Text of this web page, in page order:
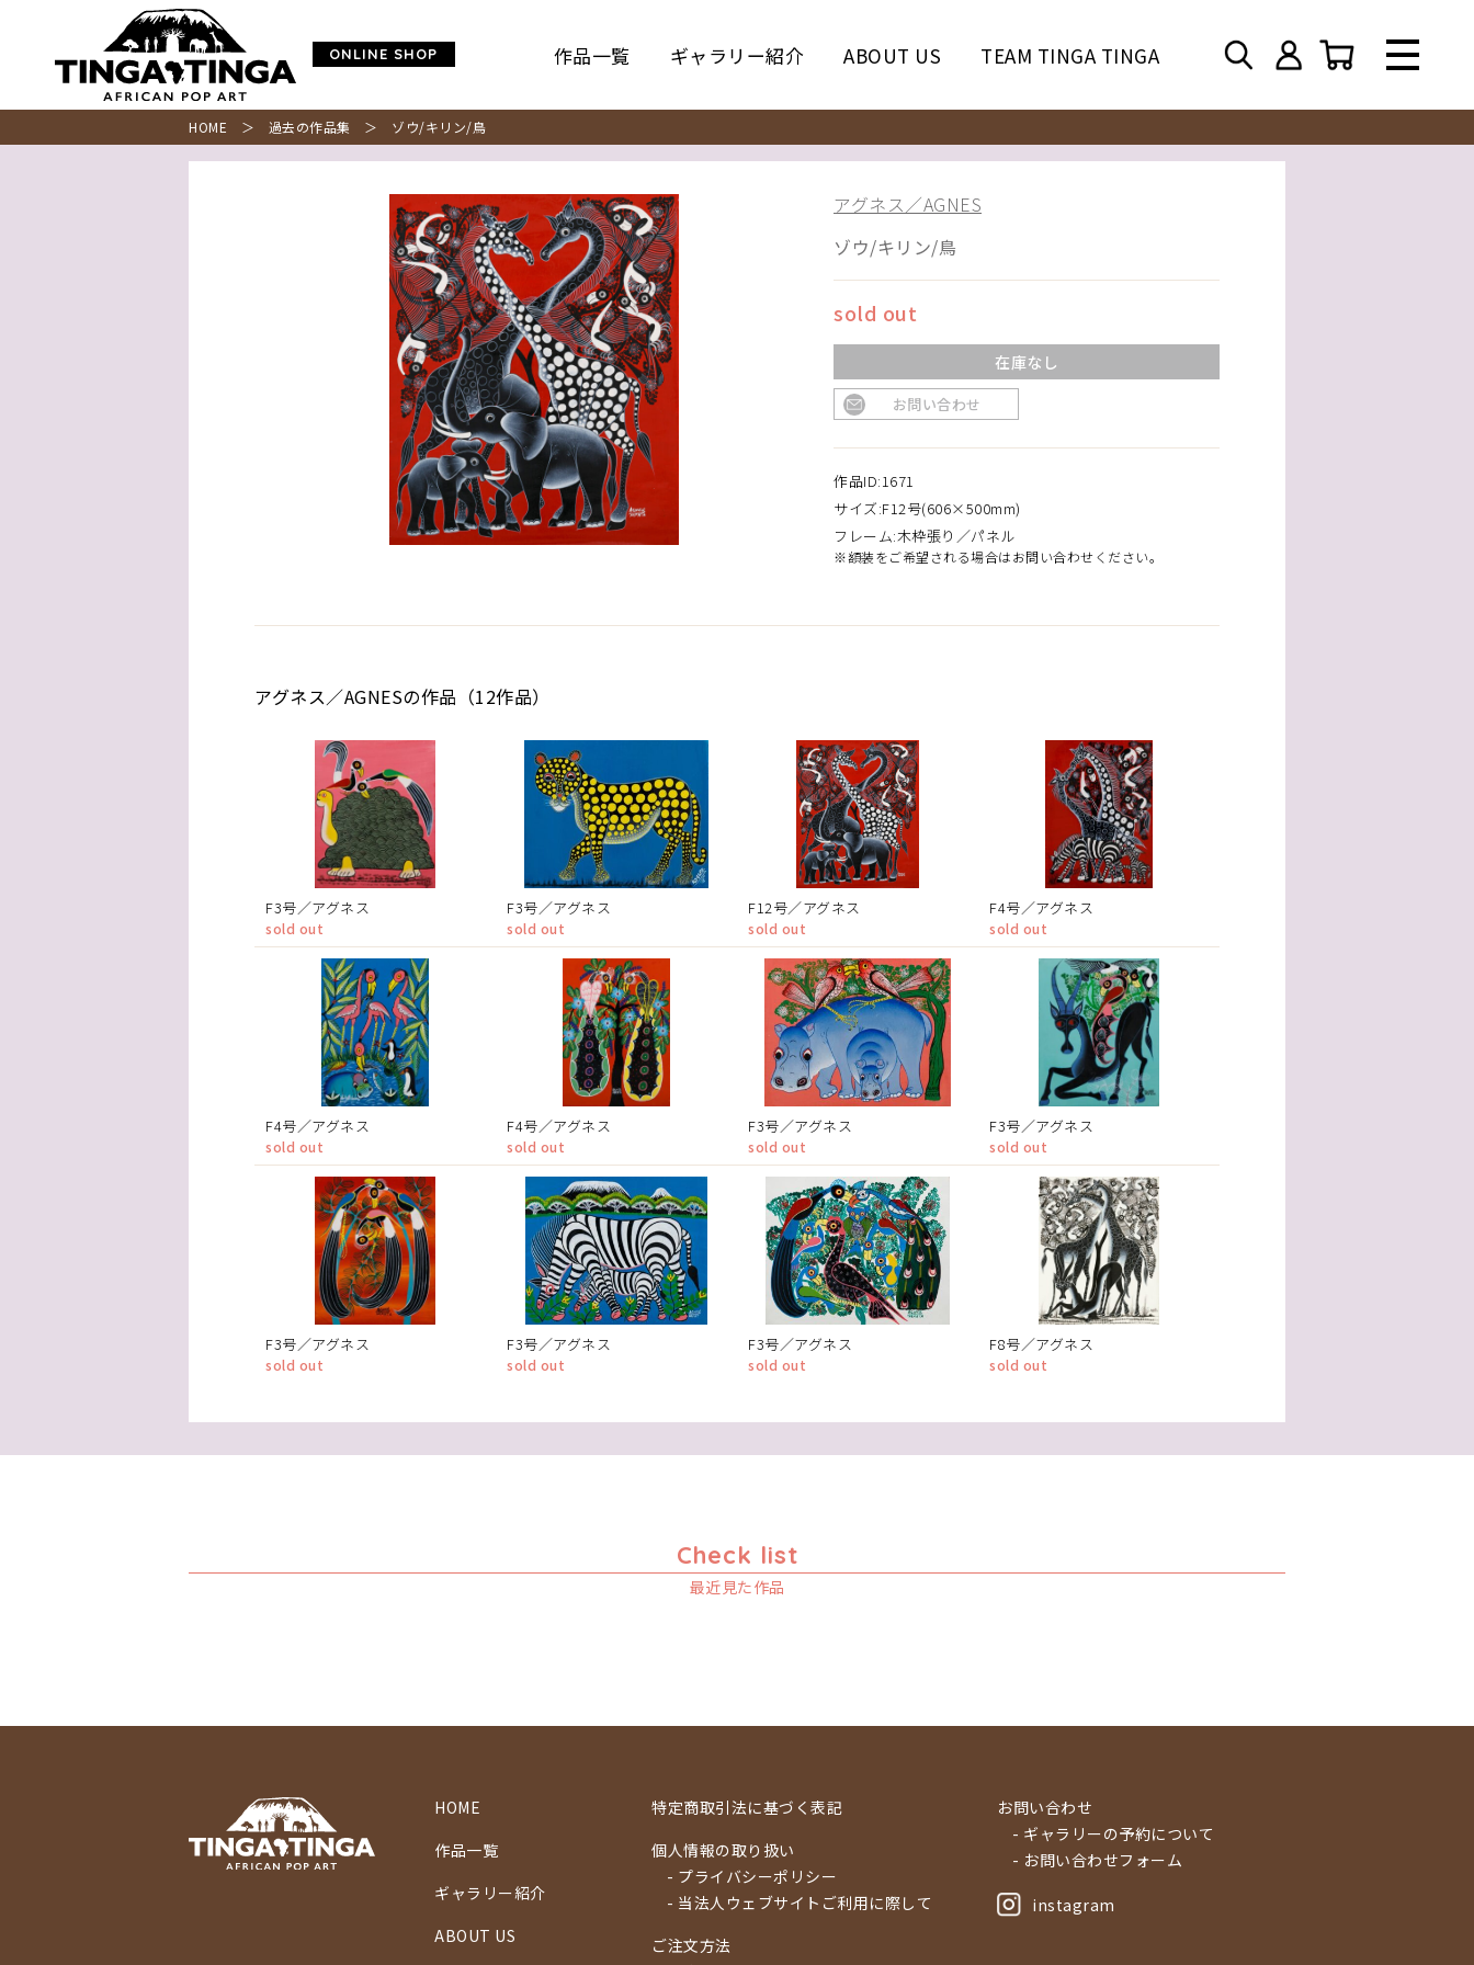
ONLINE SHOP 作品一覧 ギャラリー紹介 ABOUT US TEAM TINGA TINGA
HOME ＞ 過去の作品集 ＞ ゾウ/キリン/鳥
アグネス／AGNES
ゾウ/キリン/鳥
sold out
在庫なし
お問い合わせ
作品ID:1671
サイズ:F12号(606×500mm)
フレーム:木枠張り／パネル
※額装をご希望される場合はお問い合わせください。
アグネス／AGNESの作品（12作品）
F3号／アグネス
sold out
F3号／アグネス
sold out
F12号／アグネス
sold out
F4号／アグネス
sold out
F4号／アグネス
sold out
F4号／アグネス
sold out
F3号／アグネス
sold out
F3号／アグネス
sold out
F3号／アグネス
sold out
F3号／アグネス
sold out
F3号／アグネス
sold out
F8号／アグネス
sold out
Check list
最近見た作品
HOME
作品一覧
ギャラリー紹介
ABOUT US
特定商取引法に基づく表記
個人情報の取り扱い
- プライバシーポリシー
- 当法人ウェブサイトご利用に際して
ご注文方法
お問い合わせ
- ギャラリーの予約について
- お問い合わせフォーム
instagram